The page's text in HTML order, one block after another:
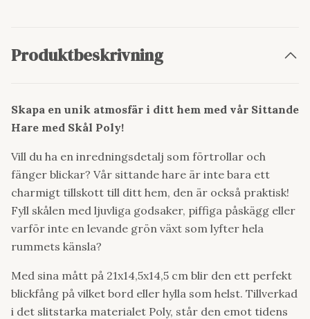
Produktbeskrivning
Skapa en unik atmosfär i ditt hem med vår Sittande
Hare med Skål Poly!
Vill du ha en inredningsdetalj som förtrollar och
fänger blickar? Vår sittande hare är inte bara ett
charmigt tillskott till ditt hem, den är också praktisk!
Fyll skålen med ljuvliga godsaker, piffiga påskägg eller
varför inte en levande grön växt som lyfter hela
rummets känsla?
Med sina mått på 21x14,5x14,5 cm blir den ett perfekt
blickfång på vilket bord eller hylla som helst. Tillverkad
i det slitstarka materialet Poly, står den emot tidens